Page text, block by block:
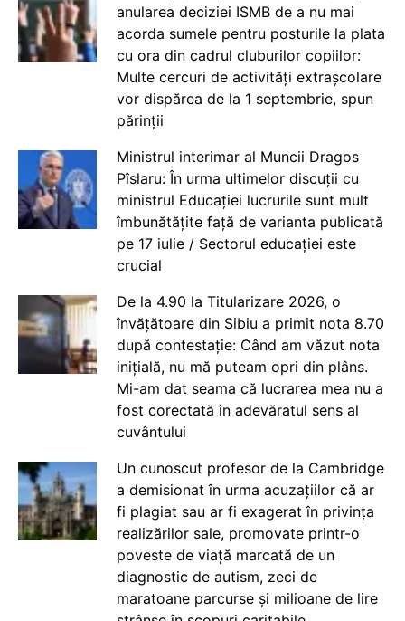
anularea deciziei ISMB de a nu mai
acorda sumele pentru posturile la plata
cu ora din cadrul cluburilor copiilor:
Multe cercuri de activități extrașcolare
vor dispărea de la 1 septembrie, spun
părinții
Ministrul interimar al Muncii Dragos
Pîslaru: În urma ultimelor discuții cu
ministrul Educației lucrurile sunt mult
îmbunătățite față de varianta publicată
pe 17 iulie / Sectorul educației este
crucial
De la 4.90 la Titularizare 2026, o
învățătoare din Sibiu a primit nota 8.70
după contestație: Când am văzut nota
inițială, nu mă puteam opri din plâns.
Mi-am dat seama că lucrarea mea nu a
fost corectată în adevăratul sens al
cuvântului
Un cunoscut profesor de la Cambridge
a demisionat în urma acuzațiilor că ar
fi plagiat sau ar fi exagerat în privința
realizărilor sale, promovate printr-o
poveste de viață marcată de un
diagnostic de autism, zeci de
maratoane parcurse și milioane de lire